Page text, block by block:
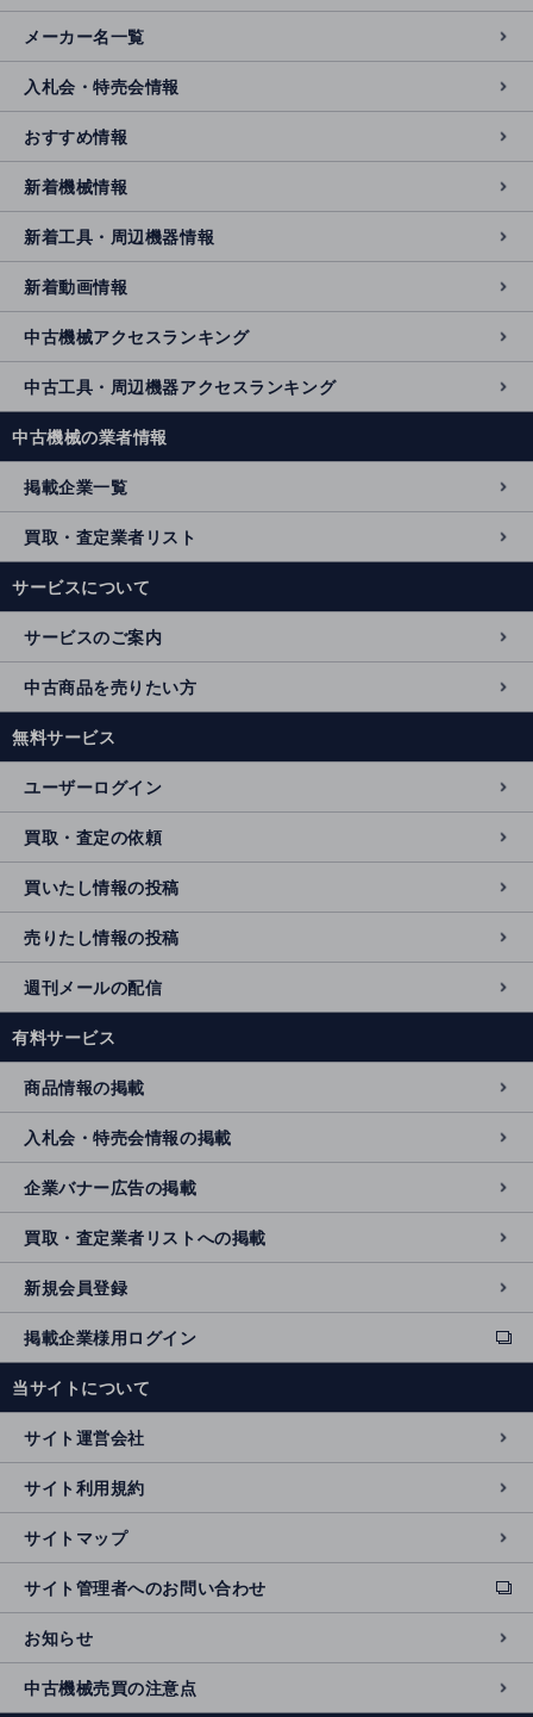
メーカー名一覧
入札会・特売会情報
おすすめ情報
新着機械情報
新着工具・周辺機器情報
新着動画情報
中古機械アクセスランキング
中古工具・周辺機器アクセスランキング
中古機械の業者情報
掲載企業一覧
買取・査定業者リスト
サービスについて
サービスのご案内
中古商品を売りたい方
無料サービス
ユーザーログイン
買取・査定の依頼
買いたし情報の投稿
売りたし情報の投稿
週刊メールの配信
有料サービス
商品情報の掲載
入札会・特売会情報の掲載
企業バナー広告の掲載
買取・査定業者リストへの掲載
新規会員登録
掲載企業様用ログイン
ext
e
n
al
si
t
e
当サイトについて
サイト運営会社
サイト利用規約
サイトマップ
サイト管理者へのお問い合わせ
ext
e
r
n
al
お知らせ
中古機械売買の注意点